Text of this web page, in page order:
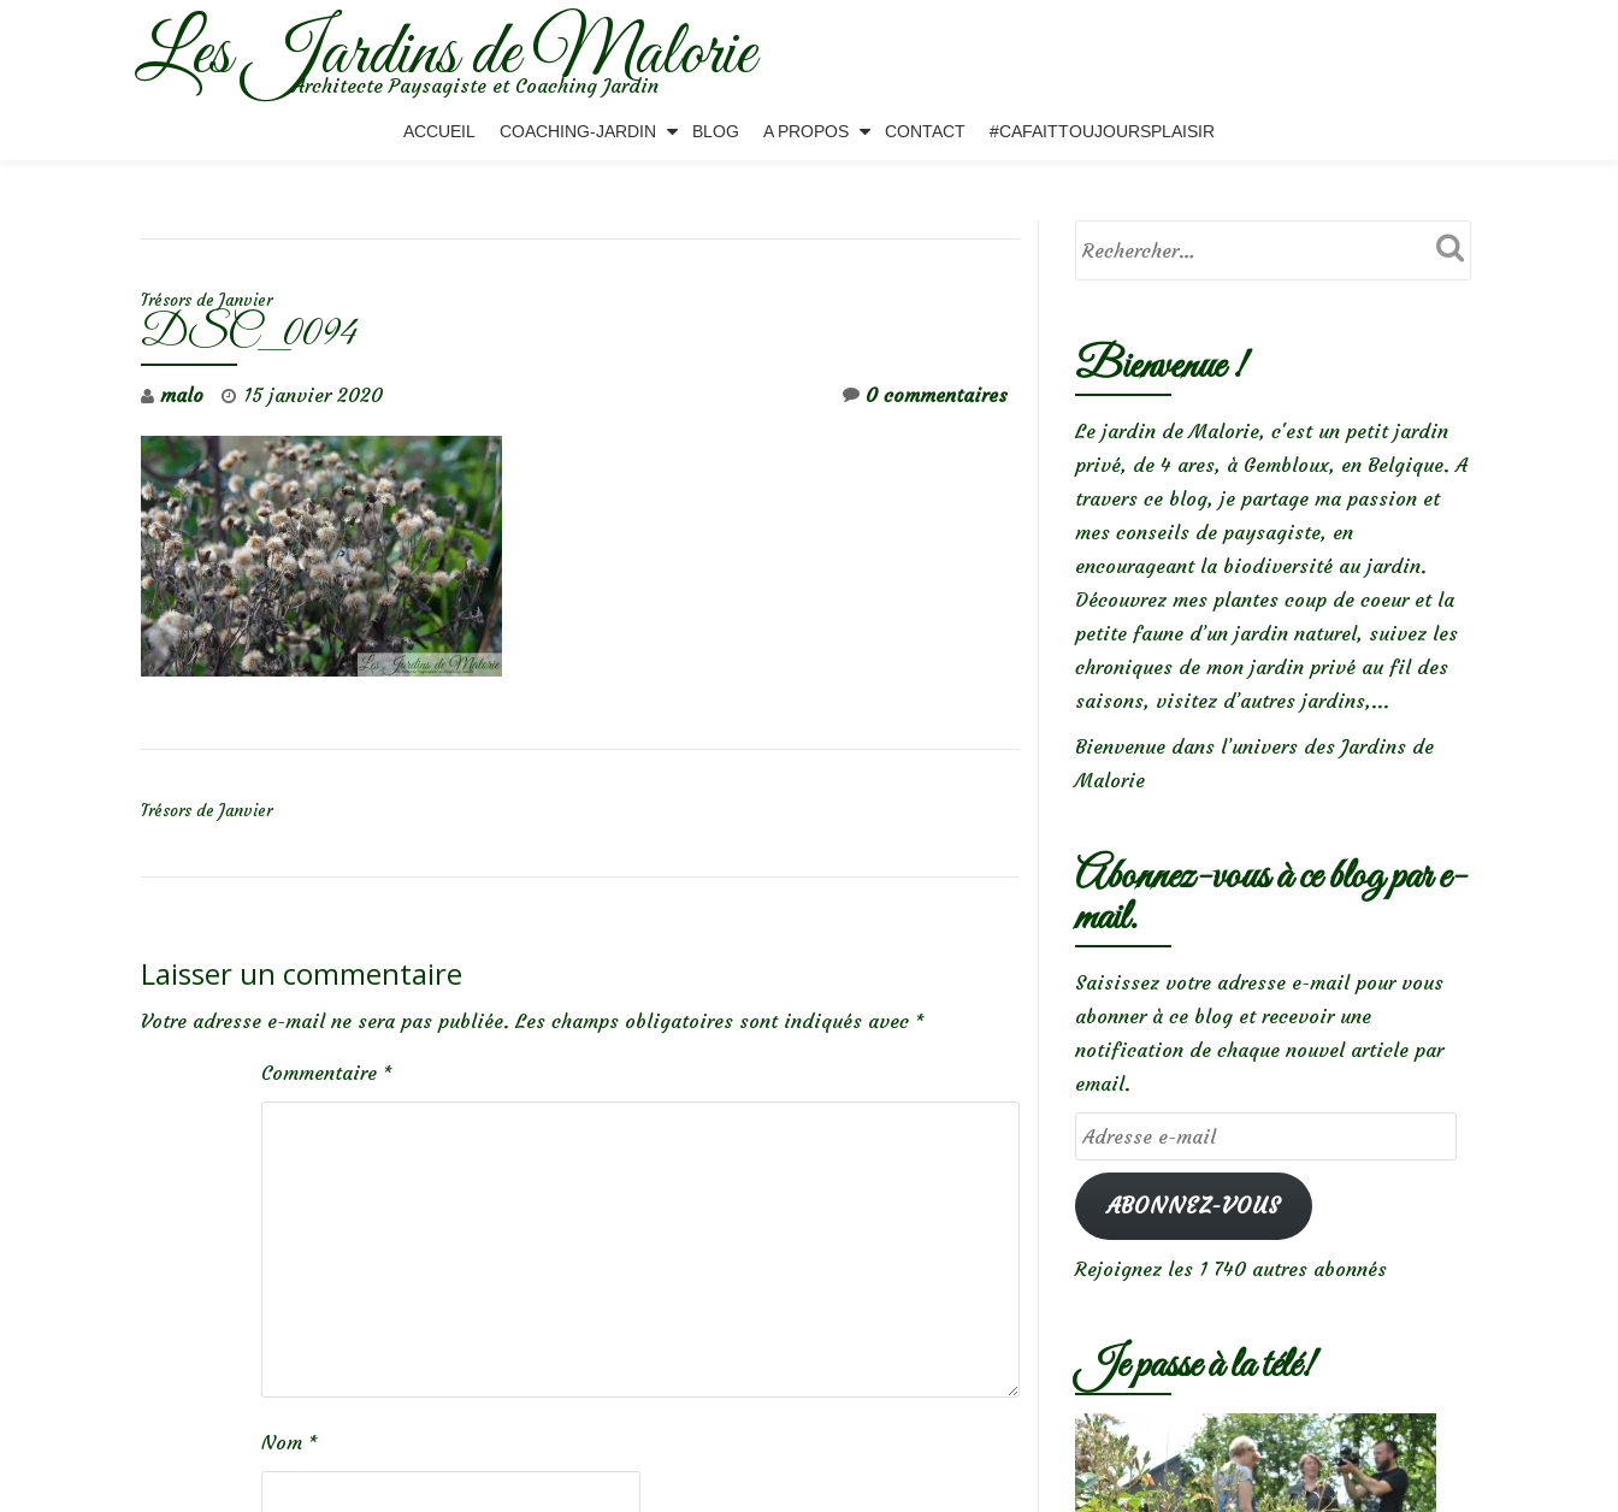
Les Jardins de Malorie
Architecte Paysagiste et Coaching Jardin
ACCUEIL COACHING-JARDIN BLOG A PROPOS CONTACT #CAFAITTOUJOURSPLAISIR
Trésors de Janvier
DSC_0094
malo 15 janvier 2020 0 commentaires
Trésors de Janvier
Laisser un commentaire
Votre adresse e-mail ne sera pas publiée. Les champs obligatoires sont indiqués avec *
Commentaire *
Nom *
Bienvenue !
Le jardin de Malorie, c'est un petit jardin
privé, de 4 ares, à Gembloux, en Belgique. A
travers ce blog, je partage ma passion et
mes conseils de paysagiste, en
encourageant la biodiversité au jardin.
Découvrez mes plantes coup de coeur et la
petite faune d’un jardin naturel, suivez les
chroniques de mon jardin privé au fil des
saisons, visitez d’autres jardins,...
Bienvenue dans l’univers des Jardins de
Malorie
Abonnez-vous à ce blog par e-
mail.
Saisissez votre adresse e-mail pour vous
abonner à ce blog et recevoir une
notification de chaque nouvel article par
email.
Adresse
e-
mailABONNEZ-VOUS
Rejoignez les 1 740 autres abonnés
Je passe à la télé!